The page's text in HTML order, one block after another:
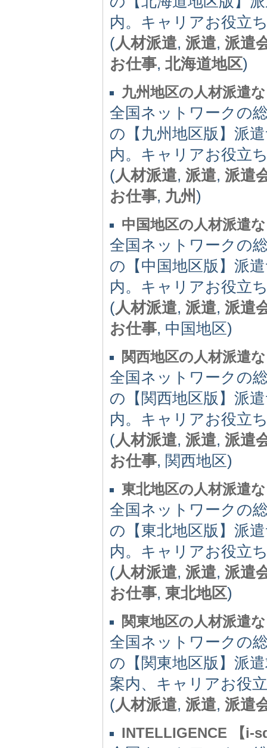
内。キャリアお役立
(人材派遣, 派遣, 派遣
お仕事, 北海道地区)
九州地区の人材派遣
全国ネットワークの
の【九州地区版】派
内。キャリアお役立
(人材派遣, 派遣, 派遣
お仕事, 九州)
中国地区の人材派遣
全国ネットワークの
の【中国地区版】派
内。キャリアお役立
(人材派遣, 派遣, 派遣
お仕事, 中国地区)
関西地区の人材派遣
全国ネットワークの
の【関西地区版】派
内。キャリアお役立
(人材派遣, 派遣, 派遣
お仕事, 関西地区)
東北地区の人材派遣
全国ネットワークの
の【東北地区版】派
内。キャリアお役立
(人材派遣, 派遣, 派遣
お仕事, 東北地区)
関東地区の人材派遣
全国ネットワークの
の【関東地区版】派
案内、キャリアお役
(人材派遣, 派遣, 派遣
INTELLIGENCE 【i-